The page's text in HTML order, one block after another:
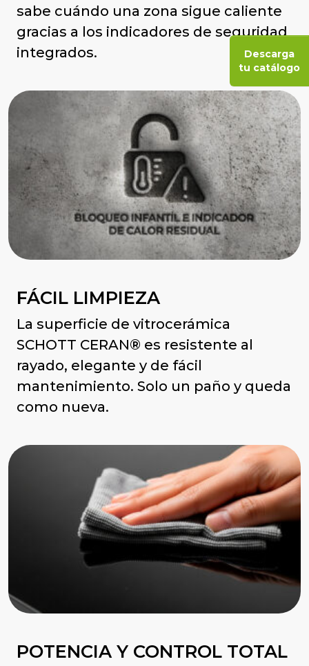
Descarga
tu catálogo
sabe cuándo una zona sigue caliente
gracias a los indicadores de seguridad
integrados.
FÁCIL LIMPIEZA
La superficie de vitrocerámica
SCHOTT CERAN® es resistente al
rayado, elegante y de fácil
mantenimiento. Solo un paño y queda
como nueva.
POTENCIA Y CONTROL TOTAL